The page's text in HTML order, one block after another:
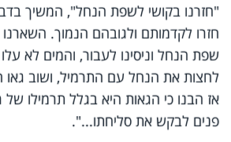
"חזרנו בקושי לשפת הנחל", המשיך
חזרו לקדמותם ולגובהם הנמוך.
שפת הנחל וניסינו לעבור, והמים לא עלו
לחצות את הנחל עם התרמיל, ושוב
אז הבנו כי הגאות היא בגלל תרמילו של
פנים לבקש את סליחתו...".